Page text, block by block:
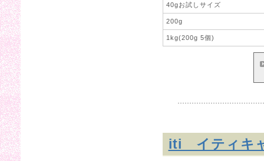
40gお試しサイズ
200g
1kg(200g 5個)
iti イティキ